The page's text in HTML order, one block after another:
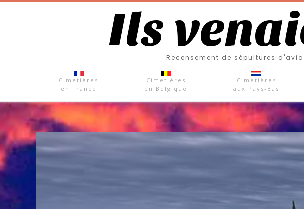
Ils
Recensement de sépultures
Cimetières
en France
Cimetières
en Belgique
Cimetières
aux Pays-Bas